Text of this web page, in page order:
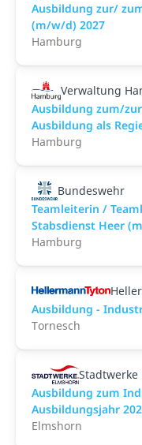
Ausbildung zur/
(m/w/d) 2027
Hamburg
Verwaltung
Ausbildung zum/
Ausbildung als
Hamburg
Bundeswehr
Teamleiterin /
Stabsdienst Heer
Hamburg
Ausbildung -
Tornesch
Stadtwerke
Ausbildung zum
Ausbildungsjahr
Elmshorn